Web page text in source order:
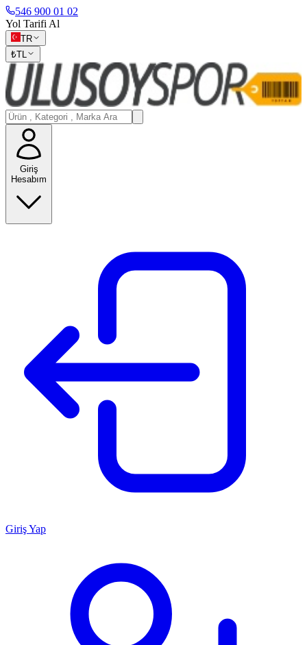
546 900 01 02
Yol Tarifi Al
TR
₺TL
Giriş
Hesabım
Giriş Yap